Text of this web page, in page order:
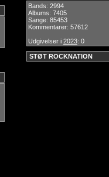
Bands: 2994
Albums: 7405
Sange: 85453
Kommentarer: 57612
Udgivelser i 2023: 0
STØT ROCKNATION